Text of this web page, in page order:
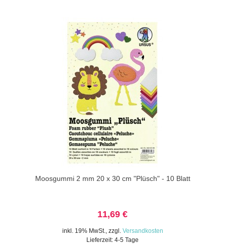
Moosgummi 2 mm 20 x 30 cm "Plüsch" - 10 Blatt
11,69 €
inkl. 19% MwSt., zzgl. Versandkosten
Lieferzeit: 4-5 Tage